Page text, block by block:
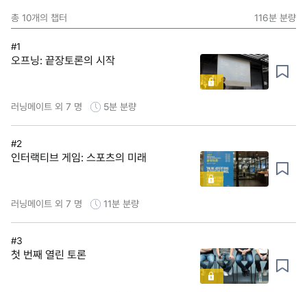
총 10개의 챕터 116분 분량
#1
오프닝: 끝장토론의 시작
러닝메이트 외 7 명 5분 분량
#2
인터랙티브 게임: 스포츠의 미래
러닝메이트 외 7 명 11분 분량
#3
첫 번째 열린 토론